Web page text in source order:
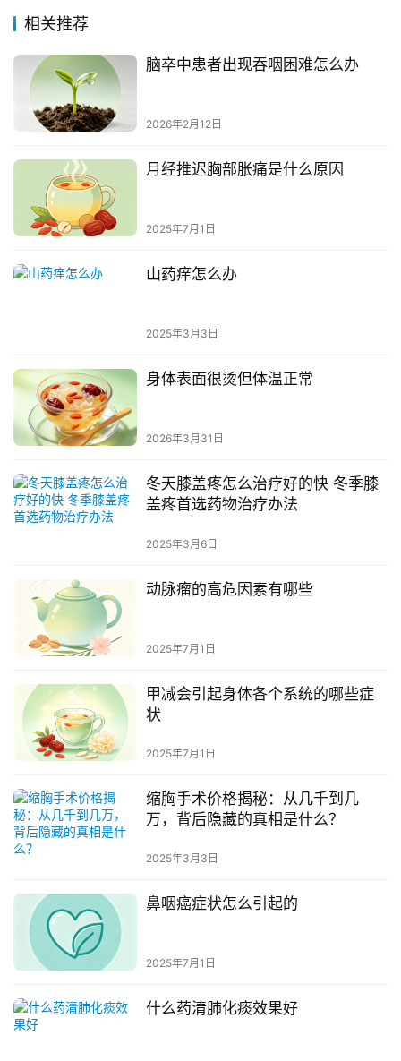
相关推荐
脑卒中患者出现吞咽困难怎么办
2026年2月12日
月经推迟胸部胀痛是什么原因
2025年7月1日
山药痒怎么办
2025年3月3日
身体表面很烫但体温正常
2026年3月31日
冬天膝盖疼怎么治疗好的快 冬季膝
盖疼首选药物治疗办法
2025年3月6日
动脉瘤的高危因素有哪些
2025年7月1日
甲减会引起身体各个系统的哪些症
状
2025年7月1日
缩胸手术价格揭秘：从几千到几
万，背后隐藏的真相是什么？
2025年3月3日
鼻咽癌症状怎么引起的
2025年7月1日
什么药清肺化痰效果好